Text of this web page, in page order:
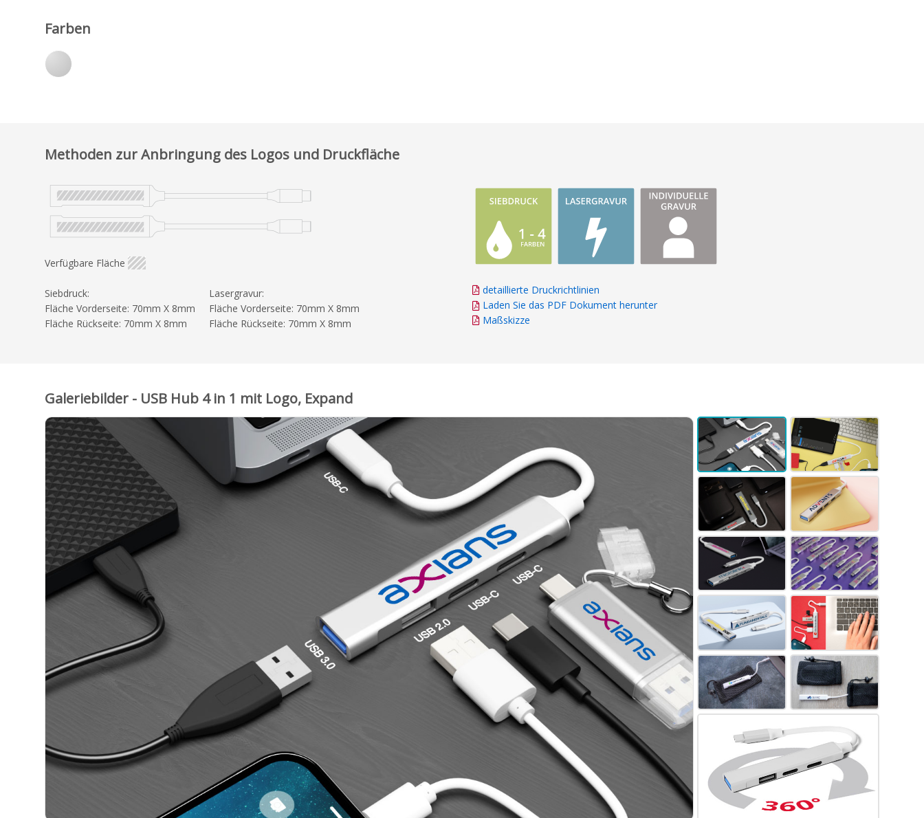
Farben
Methoden zur Anbringung des Logos und Druckfläche
Verfügbare Fläche
Siebdruck:
Fläche Vorderseite: 70mm X 8mm
Fläche Rückseite: 70mm X 8mm
Lasergravur:
Fläche Vorderseite: 70mm X 8mm
Fläche Rückseite: 70mm X 8mm
detaillierte Druckrichtlinien
Laden Sie das PDF Dokument herunter
Maßskizze
Galeriebilder - USB Hub 4 in 1 mit Logo, Expand